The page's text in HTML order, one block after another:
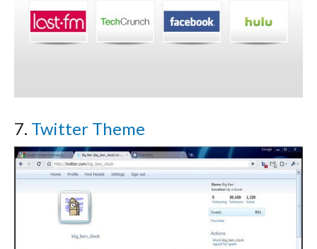
7. Twitter Theme